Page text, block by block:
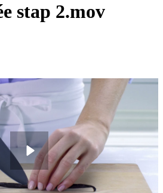
stap 2.mov